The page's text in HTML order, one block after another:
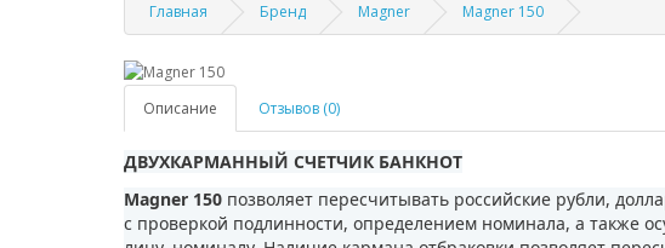
Главная Бренд Magner Magner 150
Описание Отзывов (0)
ДВУХКАРМАННЫЙ СЧЕТЧИК БАНКНОТ
Magner 150 позволяет пересчитывать российские рубли,
с проверкой подлинности, определением номинала, а также